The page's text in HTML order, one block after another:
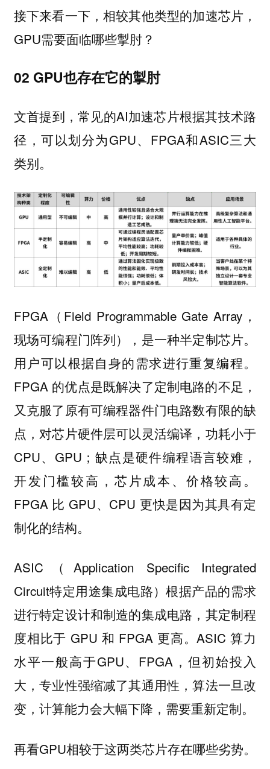
接下来看一下，相较其他类型的加速芯片，
GPU需要面临哪些掣肘？
02 GPU也存在它的掣肘
文首提到，常见的AI加速芯片根据其技术路
径，可以划分为GPU、FPGA和ASIC三大
类别。
FPGA（Field Programmable Gate Array，
现场可编程门阵列），是一种半定制芯片。
用户可以根据自身的需求进行重复编程。
FPGA 的优点是既解决了定制电路的不足，
又克服了原有可编程器件门电路数有限的缺
点，对芯片硬件层可以灵活编译，功耗小于
CPU、GPU；缺点是硬件编程语言较难，
开发门槛较高，芯片成本、价格较高。
FPGA 比 GPU、CPU 更快是因为其具有定
制化的结构。
ASIC（Application Specific Integrated
Circuit特定用途集成电路）根据产品的需求
进行特定设计和制造的集成电路，其定制程
度相比于 GPU 和 FPGA 更高。ASIC 算力
水平一般高于GPU、FPGA，但初始投入
大，专业性强缩减了其通用性，算法一旦改
变，计算能力会大幅下降，需要重新定制。
再看GPU相较于这两类芯片存在哪些劣势。